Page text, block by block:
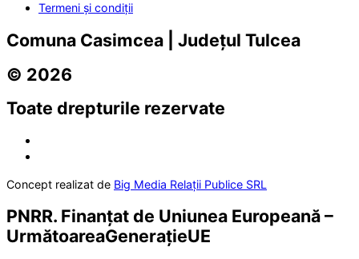
Termeni și condiții
Comuna Casimcea | Județul Tulcea
© 2026
Toate drepturile rezervate
Concept realizat de Big Media Relații Publice SRL
PNRR. Finanțat de Uniunea Europeană –
UrmătoareaGenerațieUE